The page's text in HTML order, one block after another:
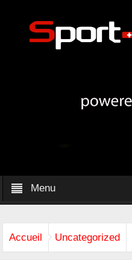
Menu
Accueil Uncategorized